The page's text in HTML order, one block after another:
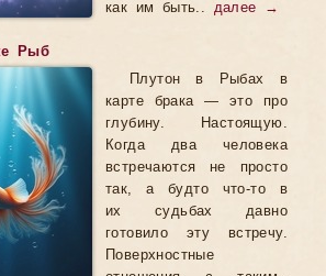
как им быть.. далее →
Рыб
Плутон в Рыбах в
карте брака — это про
глубину. Настоящую.
Когда два человека
встречаются не просто
так, а будто что-то в
их судьбах давно
готовило эту встречу.
Поверхностные